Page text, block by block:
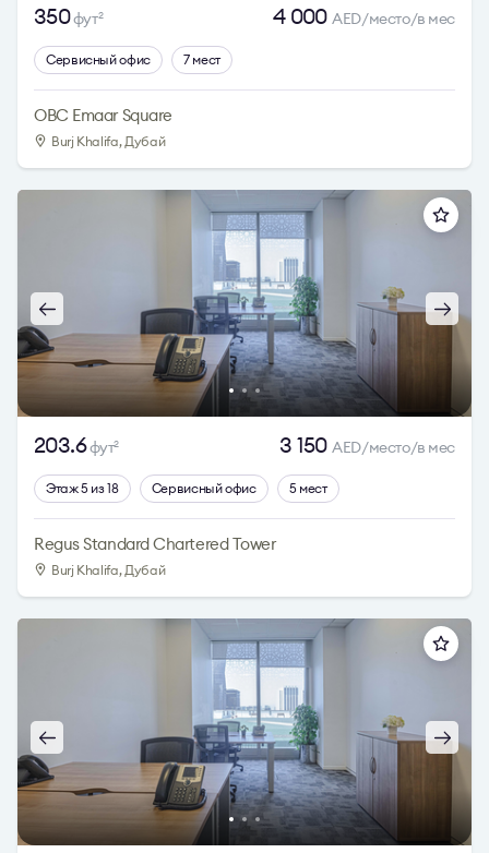
350фут2 4 000AED/место/в мес
Сервисный офис 7 мест
OBC Emaar Square
Burj Khalifa, Дубай
203.6фут2 3 150AED/место/в мес
Этаж 5 из 18 Сервисный офис 5 мест
Regus Standard Chartered Tower
Burj Khalifa, Дубай